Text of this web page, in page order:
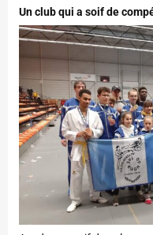
Un club qui a soif de